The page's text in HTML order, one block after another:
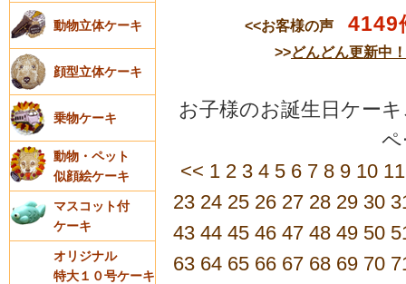
動物立体ケーキ
顔型立体ケーキ
乗物ケーキ
動物・ペット
似顔絵ケーキ
マスコット付
ケーキ
オリジナル
特大１０号ケーキ
<<お客様の声 4149
>>どんどん更新中
お子様のお誕生日ケー
<< 1 2 3 4 5 6 7 8 9 10 11
23 24 25 26 27 28 29 30
43 44 45 46 47 48 49 50
63 64 65 66 67 68 69 70